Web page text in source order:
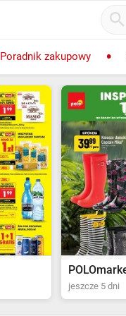
Poradnik zakupowy
jeszcze 5 dni